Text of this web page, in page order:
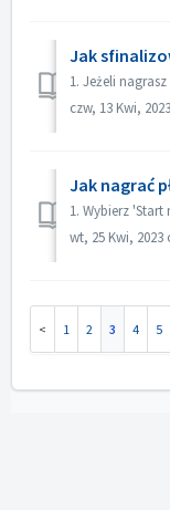
Jak
czw, 13 Kwi,
Jak nagrać
wt, 25 Kwi, 2023
1 2 3 4 5